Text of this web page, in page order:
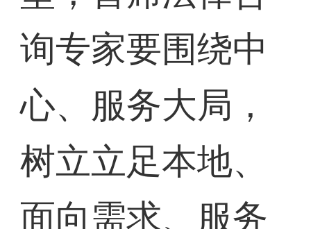
询专家要围绕中
心、服务大局，
树立立足本地、
面向需求、服务